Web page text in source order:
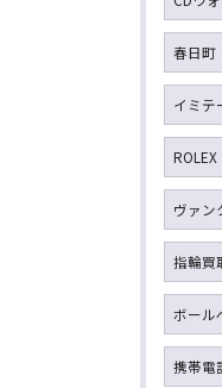
春日町
イミテ
ROLEX
ヴァン
指輪買
ボール
携帯電